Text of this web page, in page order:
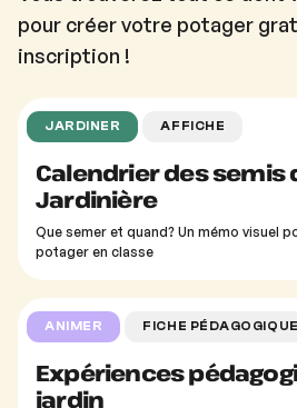
pour créer votre potager
inscription !
JARDINER AFFICHE
Calendrier des semis
Jardinière
Que semer et quand? Un mémo visuel
potager en classe
ANIMER FICHE PÉDAGOGIQUE
Expériences
jardin